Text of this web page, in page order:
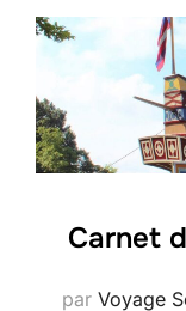
Carnet
par Voyage